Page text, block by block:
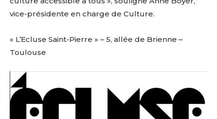
vice-présidente en charge de Culture.
« L’Ecluse Saint-Pierre » – 5, allée de Brienne –
Toulouse